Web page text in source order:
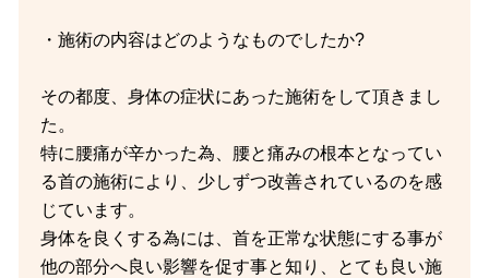
・施術の内容はどのようなものでしたか?
その都度、身体の症状にあった施術をして頂きまし
た。
特に腰痛が辛かった為、腰と痛みの根本となってい
る首の施術により、少しずつ改善されているのを感
じています。
身体を良くする為には、首を正常な状態にする事が
他の部分へ良い影響を促す事と知り、とても良い施